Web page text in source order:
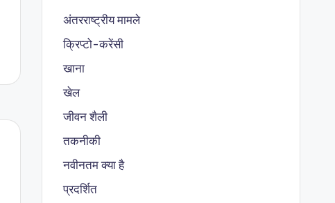
अंतरराष्ट्रीय मामले
क्रिप्टो-करेंसी
खाना
खेल
जीवन शैली
तकनीकी
नवीनतम क्या है
प्रदर्शित